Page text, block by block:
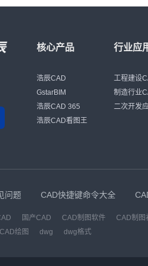
核心产品
浩辰CAD
GstarBIM
浩辰CAD 365
浩辰CAD看图王
行业应
工程建设
制造行业
二次开发
问题 CAD快捷键命令大全
国产CAD CAD制图软件 CAD制图
CAD绘图 dwg dwg格式